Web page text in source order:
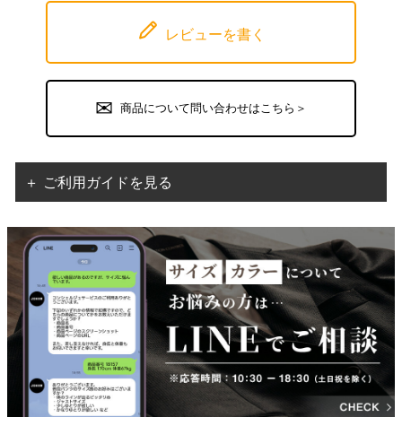
レビューを書く
商品について問い合わせはこちら＞
＋ ご利用ガイドを見る